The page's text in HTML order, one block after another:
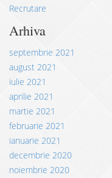
Recrutare
Arhiva
septembrie 2021
august 2021
iulie 2021
aprilie 2021
martie 2021
februarie 2021
ianuarie 2021
decembrie 2020
noiembrie 2020